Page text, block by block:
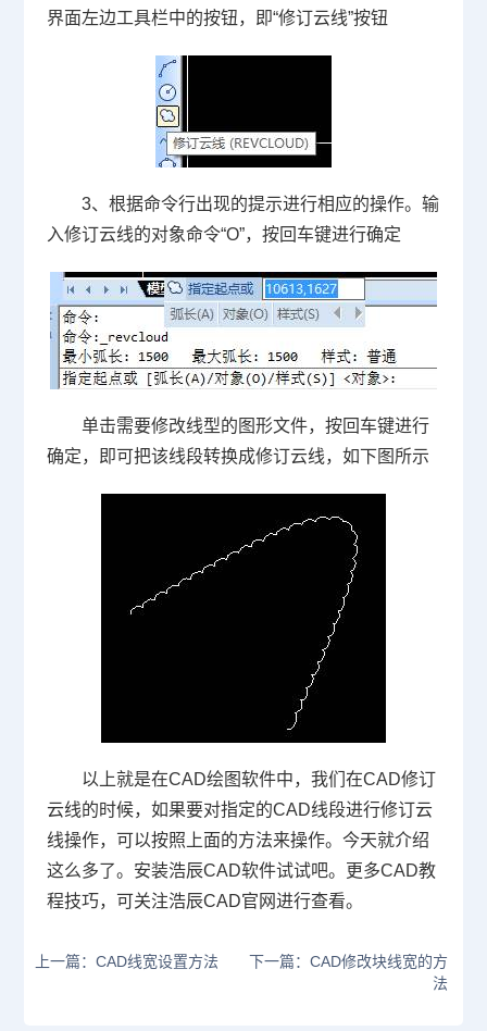
界面左边工具栏中的按钮，即“修订云线”按钮
3、根据命令行出现的提示进行相应的操作。输
入修订云线的对象命令“O”，按回车键进行确定
单击需要修改线型的图形文件，按回车键进行
确定，即可把该线段转换成修订云线，如下图所示
以上就是在CAD绘图软件中，我们在CAD修订
云线的时候，如果要对指定的CAD线段进行修订云
线操作，可以按照上面的方法来操作。今天就介绍
这么多了。安装浩辰CAD软件试试吧。更多CAD教
程技巧，可关注浩辰CAD官网进行查看。
上一篇：CAD线宽设置方法
下一篇：CAD修改块线宽的方
法